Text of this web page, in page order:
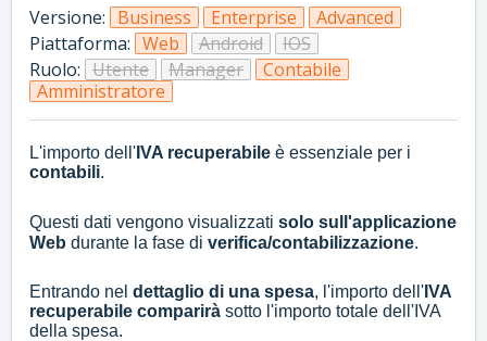
Versione: Business Enterprise
Advanced
Piattaforma: Web Android
IOS
Ruolo: Utente Manager
Contabile
Amministratore
L'importo dell' IVA recuperabile è essenziale per i
contabili.
Questi dati vengono visualizzati solo sull'applicazione
Web durante la fase di verifica/contabilizzazione.
Entrando nel dettaglio di una spesa, l'importo dell' IVA
recuperabile comparirà sotto l'importo totale dell'IVA
della spesa.